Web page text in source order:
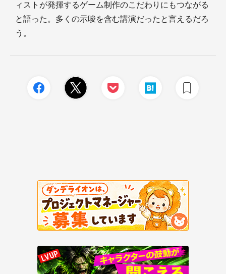
ィストが発揮するゲーム制作のこだわりにもつながる
と語った。多くの示唆を含む講演だったと言えるだろ
う。